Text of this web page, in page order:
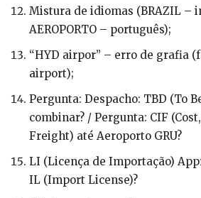
Mistura de idiomas (BRAZIL –
AEROPORTO – português);
“HYD airpor” – erro de grafia
airport);
Pergunta: Despacho: TBD (To
combinar? / Pergunta: CIF
Freight) até Aeroporto GRU?
LI (Licença de Importação)
IL (Import License)?